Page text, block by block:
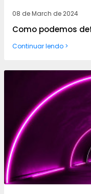
08 de March de 2024
Como podemos
Continuar lendo >